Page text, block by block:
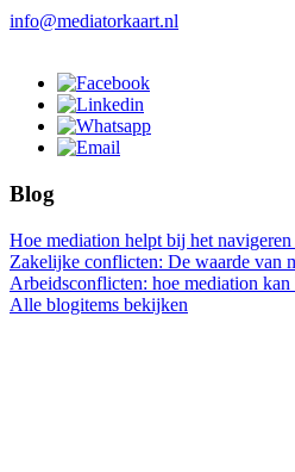
info@mediatorkaart.nl
Blog
Hoe mediation helpt bij het
Zakelijke conflicten: De waarde van
Arbeidsconflicten: hoe mediation kan
Alle blogitems bekijken